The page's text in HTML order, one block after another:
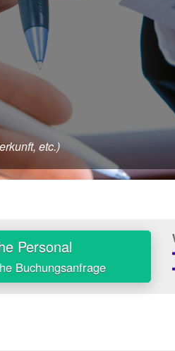
etc.)
Personal
Buchungsanfrage